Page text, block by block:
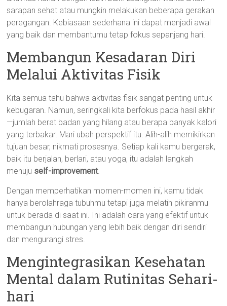
sarapan sehat atau mungkin melakukan beberapa gerakan
peregangan. Kebiasaan sederhana ini dapat menjadi awal
yang baik dan membantumu tetap fokus sepanjang hari.
Membangun Kesadaran Diri
Melalui Aktivitas Fisik
Kita semua tahu bahwa aktivitas fisik sangat penting untuk
kebugaran. Namun, seringkali kita berfokus pada hasil akhir
—jumlah berat badan yang hilang atau berapa banyak kalori
yang terbakar. Mari ubah perspektif itu. Alih-alih memikirkan
tujuan besar, nikmati prosesnya. Setiap kali kamu bergerak,
baik itu berjalan, berlari, atau yoga, itu adalah langkah
menuju self-improvement.
Dengan memperhatikan momen-momen ini, kamu tidak
hanya berolahraga tubuhmu tetapi juga melatih pikiranmu
untuk berada di saat ini. Ini adalah cara yang efektif untuk
membangun hubungan yang lebih baik dengan diri sendiri
dan mengurangi stres.
Mengintegrasikan Kesehatan
Mental dalam Rutinitas Sehari-
hari